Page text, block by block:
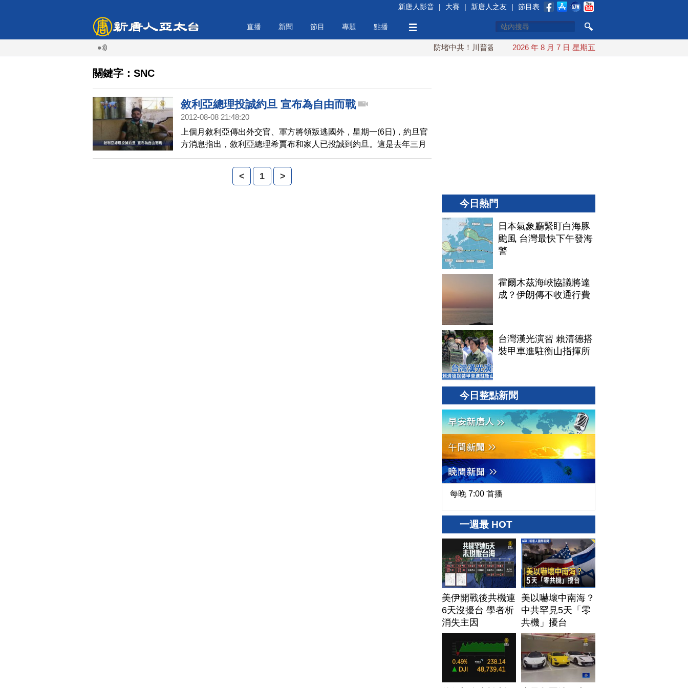
新唐人影音 | 大賽 | 新唐人之友 | 節目表
直播 新聞 節目 專題 點播
防堵中共！川普簽行政令 對多晶矽課15%關稅
2026 年 8 月 7 日 星期五
關鍵字：SNC
敘利亞總理投誠約旦 宣布為自由而戰
2012-08-08 21:48:20
上個月敘利亞傳出外交官、軍方將領叛逃國外，星期一(6日)，約旦官
方消息指出，敘利亞總理希賈布和家人已投誠到約旦。這是去年三月
敘利亞總統阿塞德血腥鎮壓抗議群眾後，敘利亞叛逃到國外的最高級
< 1 >
今日熱門
日本氣象廳緊盯白海豚
颱風 台灣最快下午發海
警
霍爾木茲海峽協議將達
成？伊朗傳不收通行費
台灣漢光演習 賴清德搭
裝甲車進駐衡山指揮所
今日整點新聞
每晚 7:00 首播
一週最 HOT
美伊開戰後共機連
6天沒擾台 學者析
消失主因
美以嚇壞中南海？
中共罕見5天「零
共機」擾台